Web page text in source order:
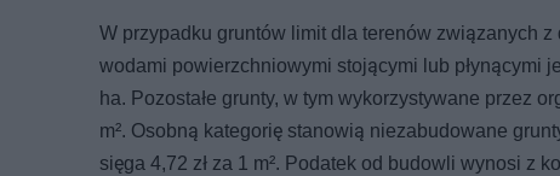
W przypadku gruntów limit dla terenów związanych z
wodami powierzchniowymi stojącymi lub płynącymi
ha. Pozostałe grunty, w tym wykorzystywane przez
m². Osobną kategorię stanowią niezabudowane
sięga 4,72 zł za 1 m². Podatek od budowli wynosi z